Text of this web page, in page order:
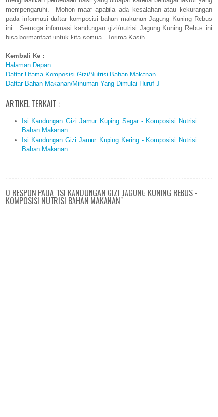
mempengaruhi. Mohon maaf apabila ada kesalahan atau kekurangan
pada informasi daftar komposisi bahan makanan Jagung Kuning Rebus
ini. Semoga informasi kandungan gizi/nutrisi Jagung Kuning Rebus ini
bisa bermanfaat untuk kita semua. Terima Kasih.
Kembali Ke :
Halaman Depan
Daftar Utama Komposisi Gizi/Nutrisi Bahan Makanan
Daftar Bahan Makanan/Minuman Yang Dimulai Huruf J
ARTIKEL TERKAIT :
Isi Kandungan Gizi Jamur Kuping Segar - Komposisi Nutrisi
Bahan Makanan
Isi Kandungan Gizi Jamur Kuping Kering - Komposisi Nutrisi
Bahan Makanan
0 RESPON PADA "ISI KANDUNGAN GIZI JAGUNG KUNING REBUS -
KOMPOSISI NUTRISI BAHAN MAKANAN"